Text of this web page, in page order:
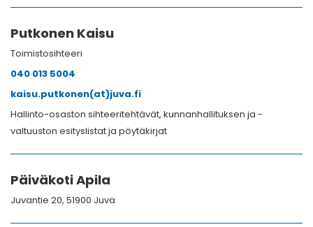
Putkonen Kaisu
Toimistosihteeri
040 013 5004
kaisu.putkonen(at)juva.fi
Hallinto-osaston sihteeritehtävät, kunnanhallituksen ja -
valtuuston esityslistat ja pöytäkirjat
Päiväkoti Apila
Juvantie 20, 51900 Juva